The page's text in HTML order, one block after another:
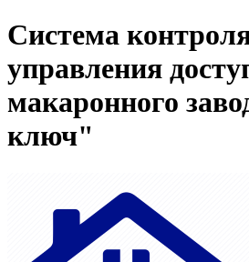
Система
управления
макаронного
ключ"